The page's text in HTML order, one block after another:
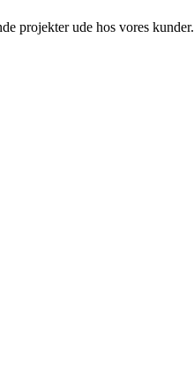
projekter ude hos vores kunder.